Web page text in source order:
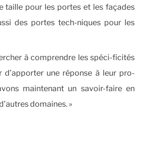
taille pour les portes et les façades
des portes tech-niques pour les
à comprendre les spéci-ficités
une réponse à leur pro-
maintenant un savoir-faire en
domaines. »